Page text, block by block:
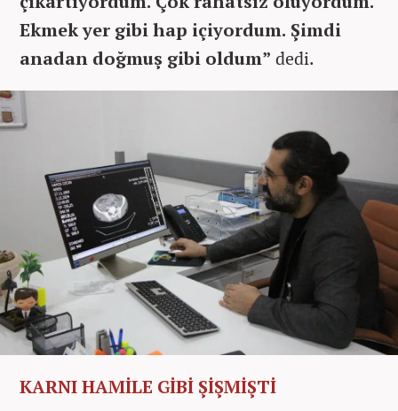
Ekmek yer gibi hap içiyordum. Şimdi
anadan doğmuş gibi oldum” dedi.
KARNI HAMİLE GİBİ ŞİŞMİŞTİ